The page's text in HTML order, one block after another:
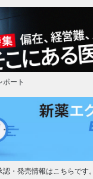
ート
・発売情報はこちらです。